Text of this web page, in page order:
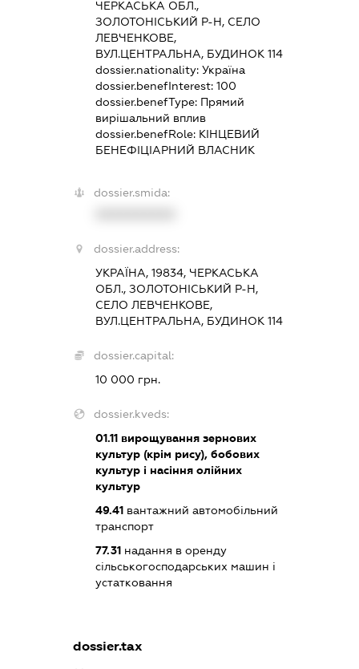
ЧЕРКАСЬКА ОБЛ.,
ЗОЛОТОНІСЬКИЙ Р-Н, СЕЛО
ЛЕВЧЕНКОВЕ,
ВУЛ.ЦЕНТРАЛЬНА, БУДИНОК 114
dossier.nationality: Україна
dossier.benefInterest: 100
dossier.benefType: Прямий
вирішальний вплив
dossier.benefRole: КІНЦЕВИЙ
БЕНЕФІЦІАРНИЙ ВЛАСНИК
dossier.smida:
dossier.address:
УКРАЇНА, 19834, ЧЕРКАСЬКА
ОБЛ., ЗОЛОТОНІСЬКИЙ Р-Н,
СЕЛО ЛЕВЧЕНКОВЕ,
ВУЛ.ЦЕНТРАЛЬНА, БУДИНОК 114
dossier.capital:
10 000 грн.
dossier.kveds:
01.11вирощування зернових
культур (крім рису), бобових
культур і насіння олійних
культур
49.41вантажний автомобільний
транспорт
77.31надання в оренду
сільськогосподарських машин і
устатковання
dossier.tax